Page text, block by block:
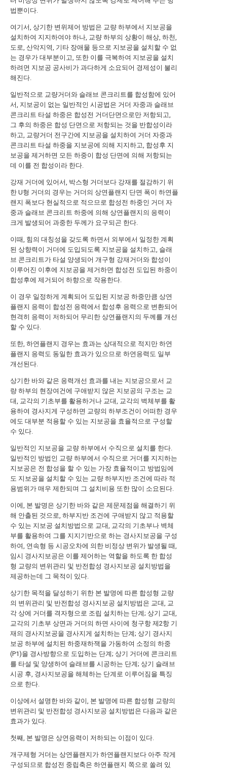
법뿐이다.
여기서, 상기한 변위제어 방법은 교량 하부에서 지보공을
설치하여 지지하여야 하나, 교량 하부의 상황이 해상, 하천,
도로, 산악지역, 기타 장애물 등으로 지보공을 설치할 수 없
는 경우가 대부분이고, 또한 이를 극복하여 지보공을 설치
하려면 지보공 공사비가 과다하게 소요되어 경제성이 불리
해진다.
일반적으로 교량거더와 슬래브 콘크리트를 합성함에 있어
서, 지보공이 없는 일반적인 시공법은 거더 자중과 슬래브
콘크리트 타설 하중은 합성전 거더단면으로만 저항되고,
그 후의 하중은 합성 단면으로 저항되는 것을 반합성이라
하고, 교량거더 전구간에 지보공을 설치하여 거더 자중과
콘크리트 타설 하중을 지보공에 의해 지지하고, 합성후 지
보공을 제거하면 모든 하중이 합성 단면에 의해 저항되는
데 이를 전 합성이라 한다.
강재 거더에 있어서, 박스형 거더보다 강재를 절감하기 위
한 U형 거더의 경우는 거더의 상연플랜지 단면 폭이 하연플
랜지 폭보다 현실적으로 적으므로 합성전 하중인 거더 자
중과 슬래브 콘크리트 하중에 의해 상연플랜지의 응력이
크게 발생되어 과중한 두께가 요구되곤 한다.
이때, 힘의 대칭성을 갖도록 하면서 외부에서 일정한 계획
된 상향력이 거더에 도입되도록 지보공을 설치하고, 슬래
브 콘크리트가 타설 양생되어 개구형 강재거더와 합성이
이루어진 이후에 지보공을 제거하면 합성전 도입된 하중이
합성후에 제거되어 하향으로 작용한다.
이 경우 일정하게 계획되어 도입된 지보공 하중만큼 상연
플랜지 응력이 합성전 응력에서 합성후 응력으로 변환되어
현격히 응력이 저하되어 무리한 상연플랜지의 두께를 개선
할 수 있다.
또한, 하연플랜지 경우는 효과는 상대적으로 적지만 하연
플랜지 응력도 동일한 효과가 있으므로 하연응력도 일부
개선된다.
상기한 바와 같은 응력개선 효과를 내는 지보공으로서 교
량 하부의 현장여건에 구애받지 않은 지보공의 구조는 교
대, 교각의 기초부를 활용하거나 교대, 교각의 벽체부를 활
용하여 경사지게 구성하면 교량의 하부조건이 어떠한 경우
에도 대부분 적용할 수 있는 지보공을 효율적으로 구성할
수 있다.
일반적인 지보공을 교량 하부에서 수직으로 설치를 한다.
일반적인 방법인 교량 하부에서 수직으로 거더를 지지하는
지보공은 전 합성을 할 수 있는 가장 효율적이고 방법임에
도 지보공을 설치할 수 있는 교량 하부지반 조건에 따라 적
용범위가 매우 제한되며 그 설치비용 또한 많이 소요된다.
이에, 본 발명은 상기한 바와 같은 제문제점을 해결하기 위
해 안출된 것으로, 하부지반 조건에 구애받지 않고 적용할
수 있는 지보공 설치방법으로 교대, 교각의 기초부나 벽체
부를 활용하여 그를 지지기반으로 하는 경사지보공을 구성
하여, 연속형 등 시공오차에 의한 비정상 변위가 발생될 때,
임시 경사지보공은 이를 제어하는 역할을 하도록 한 합성
형 교량의 변위관리 및 반전합성 경사지보공 설치방법을
제공하는데 그 목적이 있다.
상기한 목적을 달성하기 위한 본 발명에 따른 합성형 교량
의 변위관리 및 반전합성 경사지보공 설치방법은 교대, 교
각 상에 거더를 격자형으로 조립 설치하는 단계; 상기 교대,
교각의 기초부 상면과 거더의 하면 사이에 청구항 제2항 기
재의 경사지보공을 경사지게 설치하는 단계; 상기 경사지
보공 하부에 설치된 하중재하잭을 가동하여 소정의 하중
(P1)을 경사방향으로 도입하는 단계; 상기 거더에 콘크리트
를 타설 및 양생하여 슬래브를 시공하는 단계; 상기 슬래브
시공 후, 경사지보공을 해체하는 단계로 이루어짐을 특징
으로 한다.
이상에서 설명한 바와 같이, 본 발명에 따른 합성형 교량의
변위관리 및 반전합성 경사지보공 설치방법은 다음과 같은
효과가 있다.
첫째, 본 발명은 상연응력이 저하되는 이점이 있다.
개구제형 거더는 상연플랜지가 하연플랜지보다 아주 작게
구성되므로 합성전 중립축은 하연플랜지 쪽으로 쏠려 있